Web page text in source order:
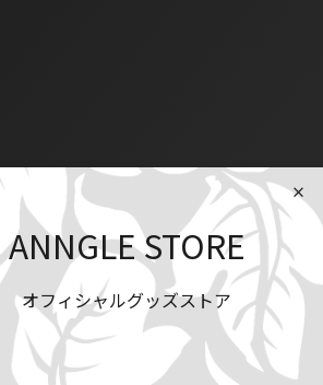
ANNGLE STORE
オフィシャルグッズストア